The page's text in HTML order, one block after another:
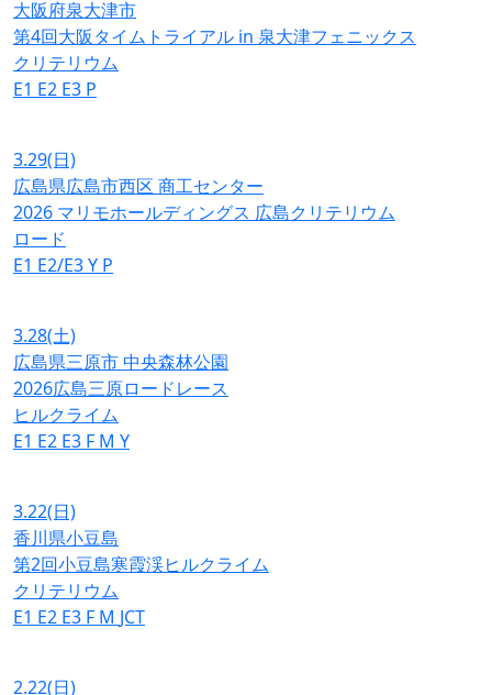
大阪府泉大津市
第4回大阪タイムトライアル in 泉大津フェニックス
クリテリウム
E1 E2 E3 P
3.29(日)
広島県広島市西区 商工センター
2026 マリモホールディングス 広島クリテリウム
ロード
E1 E2/E3Y P
3.28(土)
広島県三原市 中央森林公園
2026広島三原ロードレース
ヒルクライム
E1 E2 E3 F M Y
3.22(日)
香川県小豆島
第2回小豆島寒霞渓ヒルクライム
クリテリウム
E1 E2 E3 F M JCT
2.22(日)